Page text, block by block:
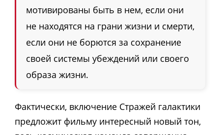
мотивированы быть в нем, если они
не находятся на грани жизни и смерти,
если они не борются за сохранение
своей системы убеждений или своего
образа жизни.
Фактически, включение Стражей галактики
предложит фильму интересный новый тон,